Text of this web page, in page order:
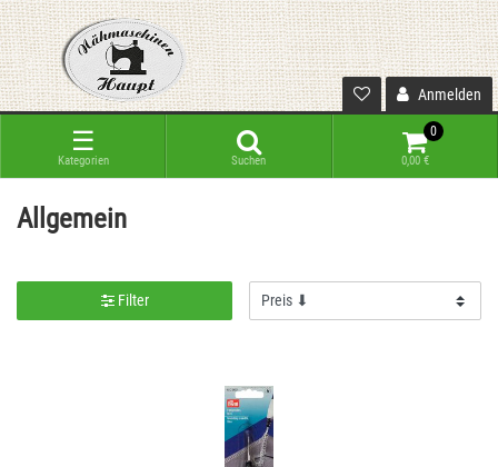
Anmelden
☰
Kategorien Suchen
0
0,00 €
Allgemein
Filter